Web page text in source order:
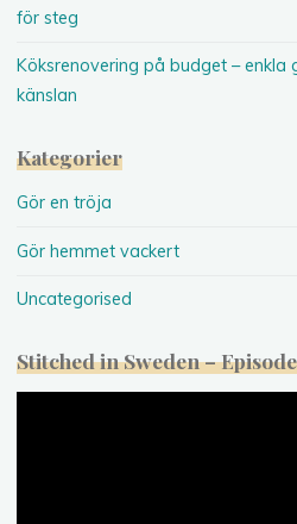
för steg
Köksrenovering på budget –
känslan
Kategorier
Gör en tröja
Gör hemmet vackert
Uncategorised
Stitched in Sweden –